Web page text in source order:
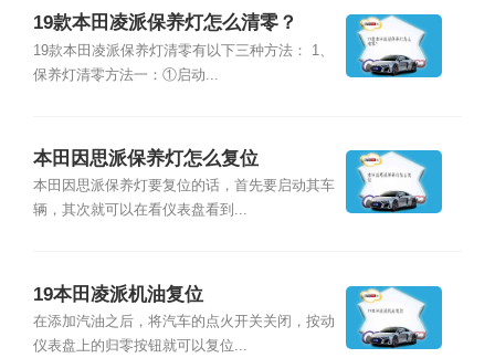
19款本田凌派保养灯怎么清零？
19款本田凌派保养灯清零有以下三种方法： 1、
保养灯清零方法一：①启动...
本田因思派保养灯怎么复位
本田因思派保养灯要复位的话，首先要启动其车
辆，其次就可以在看仪表盘看到...
19本田凌派机油复位
在添加汽油之后，将汽车的点火开关关闭，按动
仪表盘上的归零按钮就可以复位...